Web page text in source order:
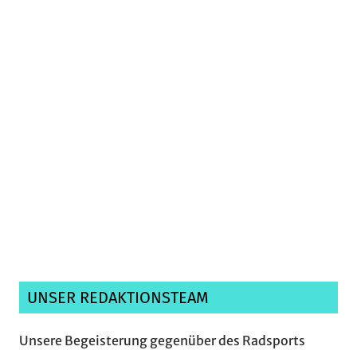
UNSER REDAKTIONSTEAM
Unsere Begeisterung gegenüber des Radsports